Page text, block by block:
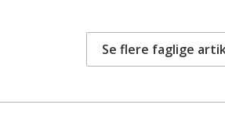
Se flere faglige